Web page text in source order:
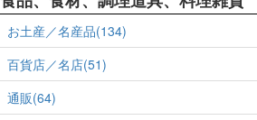
お土産／名産品(134)
百貨店／名店(51)
通販(64)